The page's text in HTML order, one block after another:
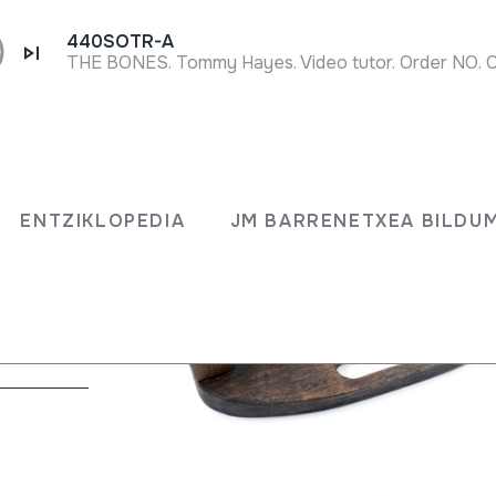
ENTZIKLOPEDIA JM BARRENETXEA
440SOTR-A
THE BONES. Tommy Hayes. Video tutor. Order NO.